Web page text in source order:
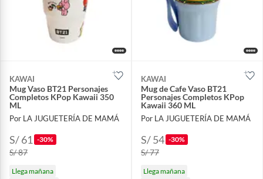
KAWAI
Mug Vaso BT21 Personajes
Completos KPop Kawaii 350
ML
Por LA JUGUETERÍA DE MAMÁ
S/ 61 -30%
S/ 87
Llega mañana
KAWAI
Mug de Cafe Vaso BT21
Personajes Completos KPop
Kawaii 360 ML
Por LA JUGUETERÍA DE MAMÁ
S/ 54 -30%
S/ 77
Llega mañana